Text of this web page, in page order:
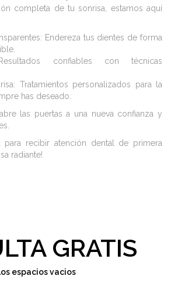
completa de tu sonrisa, estamos aquí
Endereza tus dientes de forma
confiables con técnicas
Tratamientos personalizados para la
has deseado.
las puertas a una nueva confianza y
para recibir atención dental de primera
radiante!
GRATIS
espacios vacios